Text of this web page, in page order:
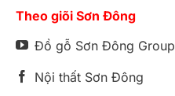
Theo giõi Sơn Đông
Đồ gỗ Sơn Đông Group
Nội thất Sơn Đông